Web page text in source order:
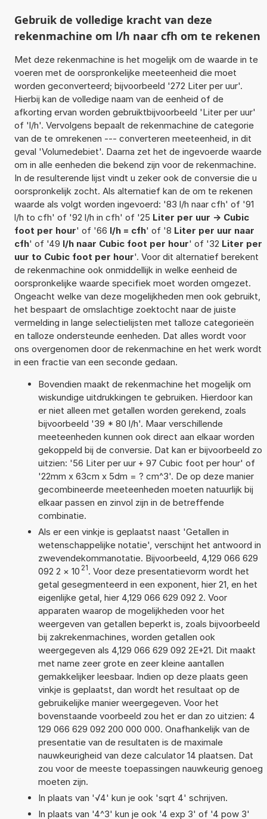
Gebruik de volledige kracht van deze
rekenmachine om l/h naar cfh om te rekenen
Met deze rekenmachine is het mogelijk om de waarde in te
voeren met de oorspronkelijke meeteenheid die moet
worden geconverteerd; bijvoorbeeld '272 Liter per uur'.
Hierbij kan de volledige naam van de eenheid of de
afkorting ervan worden gebruiktbijvoorbeeld 'Liter per uur'
of 'l/h'. Vervolgens bepaalt de rekenmachine de categorie
van de te omrekenen --- converteren meeteenheid, in dit
geval 'Volumedebiet'. Daarna zet het de ingevoerde waarde
om in alle eenheden die bekend zijn voor de rekenmachine.
In de resulterende lijst vindt u zeker ook de conversie die u
oorspronkelijk zocht. Als alternatief kan de om te rekenen
waarde als volgt worden ingevoerd: '83 l/h naar cfh' of '91
l/h to cfh' of '92 l/h in cfh' of '25 Liter per uur -> Cubic
foot per hour' of '66 l/h = cfh' of '8 Liter per uur naar
cfh' of '49 l/h naar Cubic foot per hour' of '32 Liter per
uur to Cubic foot per hour'. Voor dit alternatief berekent
de rekenmachine ook onmiddellijk in welke eenheid de
oorspronkelijke waarde specifiek moet worden omgezet.
Ongeacht welke van deze mogelijkheden men ook gebruikt,
het bespaart de omslachtige zoektocht naar de juiste
vermelding in lange selectielijsten met talloze categorieën
en talloze ondersteunde eenheden. Dat alles wordt voor
ons overgenomen door de rekenmachine en het werk wordt
in een fractie van een seconde gedaan.
Bovendien maakt de rekenmachine het mogelijk om
wiskundige uitdrukkingen te gebruiken. Hierdoor kan
er niet alleen met getallen worden gerekend, zoals
bijvoorbeeld '39 * 80 l/h'. Maar verschillende
meeteenheden kunnen ook direct aan elkaar worden
gekoppeld bij de conversie. Dat kan er bijvoorbeeld zo
uitzien: '56 Liter per uur + 97 Cubic foot per hour' of
'22mm x 63cm x 5dm = ? cm^3'. De op deze manier
gecombineerde meeteenheden moeten natuurlijk bij
elkaar passen en zinvol zijn in de betreffende
combinatie.
Als er een vinkje is geplaatst naast 'Getallen in
wetenschappelijke notatie', verschijnt het antwoord in
zwevendekommanotatie. Bijvoorbeeld, 4,129 066 629
092 2 × 10 21. Voor deze presentatievorm wordt het
getal gesegmenteerd in een exponent, hier 21, en het
eigenlijke getal, hier 4,129 066 629 092 2. Voor
apparaten waarop de mogelijkheden voor het
weergeven van getallen beperkt is, zoals bijvoorbeeld
bij zakrekenmachines, worden getallen ook
weergegeven als 4,129 066 629 092 2E+21. Dit maakt
met name zeer grote en zeer kleine aantallen
gemakkelijker leesbaar. Indien op deze plaats geen
vinkje is geplaatst, dan wordt het resultaat op de
gebruikelijke manier weergegeven. Voor het
bovenstaande voorbeeld zou het er dan zo uitzien: 4
129 066 629 092 200 000 000. Onafhankelijk van de
presentatie van de resultaten is de maximale
nauwkeurigheid van deze calculator 14 plaatsen. Dat
zou voor de meeste toepassingen nauwkeurig genoeg
moeten zijn.
In plaats van '√4' kun je ook 'sqrt 4' schrijven.
In plaats van '4^3' kun je ook '4 exp 3' of '4 pow 3'